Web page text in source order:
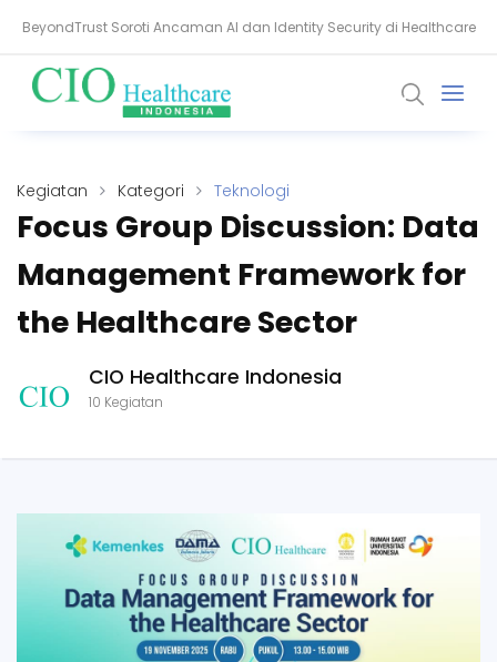
BeyondTrust Soroti Ancaman AI dan Identity Security di Healthcare
Setiaji: Masa Depan Healthcare Dibangun dari Kepercayaan dan
Kegiatan Kategori Teknologi
Focus Group Discussion: Data
Management Framework for
the Healthcare Sector
CIO Healthcare Indonesia
10 Kegiatan